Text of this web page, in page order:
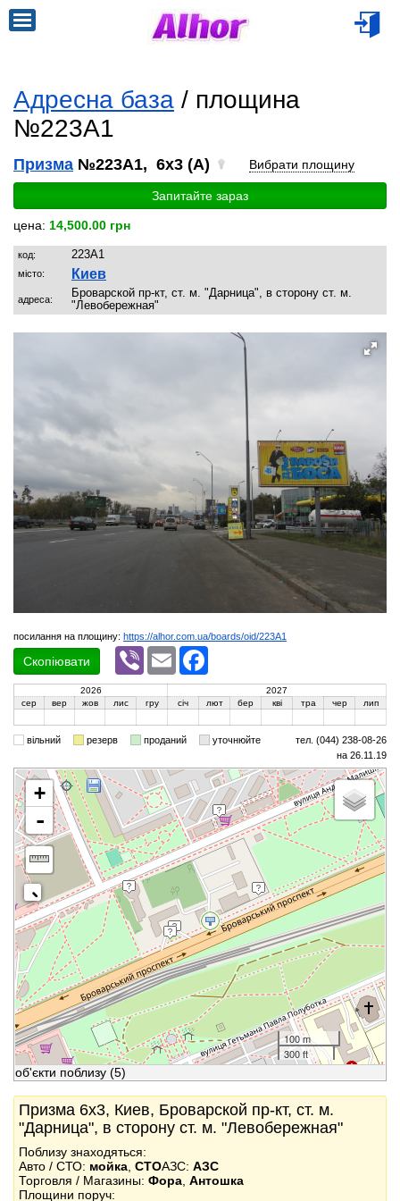
Адресна база / площина
№223A1
Призма №223A1, 6x3 (A) Вибрати площину
Запитайте зараз
цена: 14,500.00 грн
код: 223A1
місто: Киев
адреса:
Броварской пр-кт, ст. м. "Дарница", в сторону ст. м.
"Левобережная"
посилання на площину: https://alhor.com.ua/boards/oid/223A1
Скопіювати
Viber Email
2026
2027
сер
вер жов лис гру січ лют бер кві тра чер лип
вільний резерв проданий уточнюйте
тел. (044) 238-08-26
на 26.11.19
+
-
100 m
300 ft
об'єкти поблизу (5)
Призма 6x3, Киев, Броварской пр-кт, ст. м.
"Дарница", в сторону ст. м. "Левобережная"
Поблизу знаходяться:
Авто / СТО: мойка СТОАЗС: АЗС
Торговля / Магазины: Фора Антошка
Площини поруч: